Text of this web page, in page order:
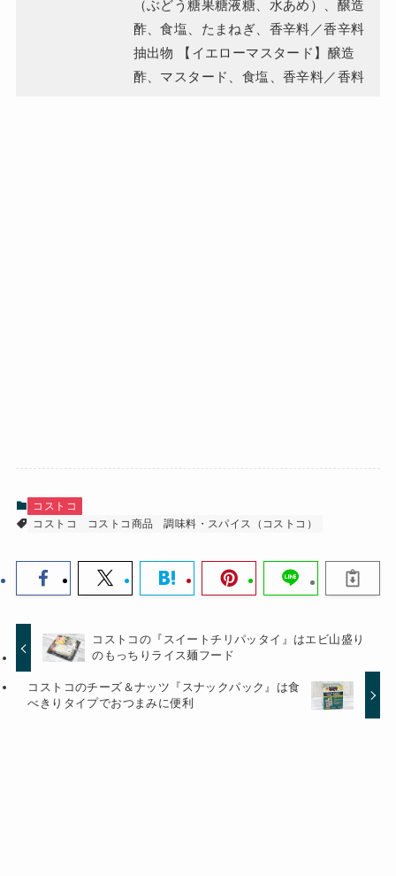
（ぶどう糖果糖液糖、水あめ）、醸造
酢、食塩、たまねぎ、香辛料／香辛料
抽出物 【イエローマスタード】醸造
酢、マスタード、食塩、香辛料／香料
コストコ
コストコ
コストコ商品 調味料・スパイス（コストコ）
コストコの『スイートチリパッタイ』はエビ山盛り
のもっちりライス麺フード
コストコのチーズ＆ナッツ『スナックパック』は食
べきりタイプでおつまみに便利